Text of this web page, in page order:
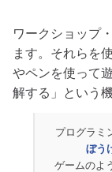
ワークショップ
ます。それらを
やペンを使って
解する」という
プログラミ
ぼう
ゲームのよ